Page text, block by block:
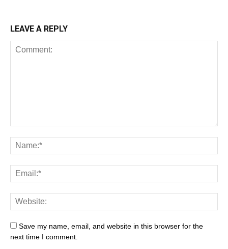
LEAVE A REPLY
Save my name, email, and website in this browser for the
next time I comment.